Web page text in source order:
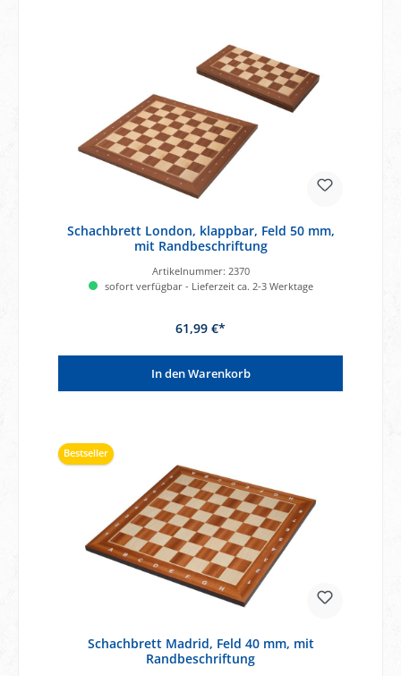
Schachbrett London, klappbar, Feld 50 mm,
mit Randbeschriftung
Artikelnummer: 2370
sofort verfügbar - Lieferzeit ca. 2-3 Werktage
61,99 €*
In den Warenkorb
Bestseller
Schachbrett Madrid, Feld 40 mm, mit
Randbeschriftung